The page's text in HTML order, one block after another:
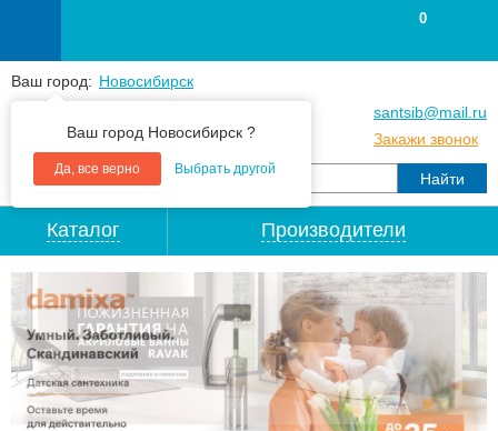
Ваш город: Новосибирск
Ваш город Новосибирск ?
Да, все верно Выбрать другой
+7(383) 213 79 30
santsib@mail.ru
Закажи звонок
0
Каталог Производители